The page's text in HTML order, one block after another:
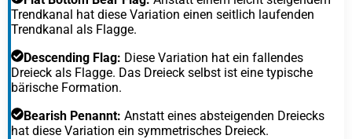
Trendkanal hat diese Variation einen seitlich laufenden
Trendkanal als Flagge.
Descending Flag: Diese Variation hat ein fallendes
Dreieck als Flagge. Das Dreieck selbst ist eine typische
bärische Formation.
Bearish Penannt: Anstatt eines absteigenden Dreiecks
hat diese Variation ein symmetrisches Dreieck.